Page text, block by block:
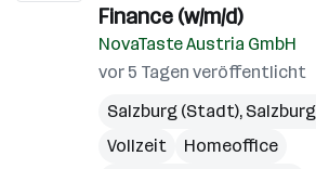
Finance (w/m/d)
NovaTaste Austria GmbH
vor 5 Tagen veröffentlicht
Salzburg (Stadt),
Vollzeit
Homeoffice